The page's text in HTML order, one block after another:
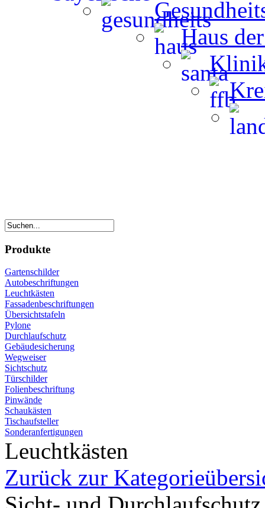
Haus
Produkte
Gartenschilder
Autobeschriftungen
Leuchtkästen
Fassadenbeschriftungen
Übersichtstafeln
Pylone
Durchlaufschutz
Gebäudesicherung
Wegweiser
Sichtschutz
Türschilder
Folienbeschriftung
Pinwände
Schaukästen
Tischaufsteller
Sonderanfertigungen
Leuchtkästen
Zurück zur